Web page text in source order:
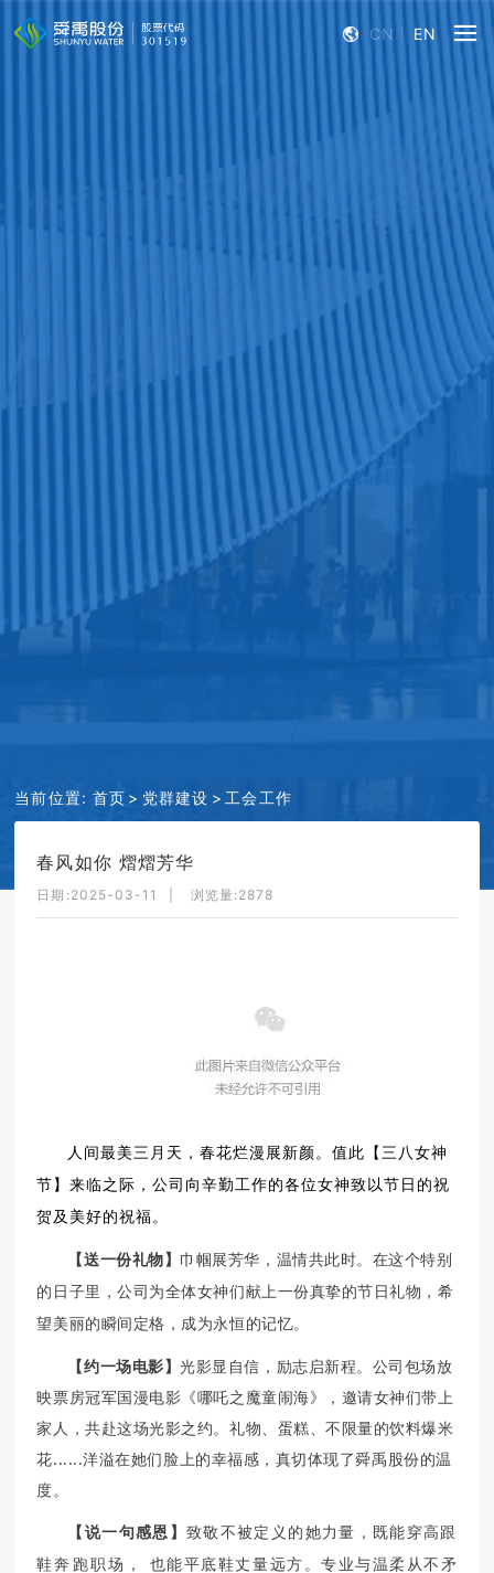
CN EN
当前位置: 首页 党群建设 工会工作
春风如你 熠熠芳华
日期:2025-03-11 浏览量:2878
人间最美三月天，春花烂漫展新颜。值此【三八女神
节】来临之际，公司向辛勤工作的各位女神致以节日的祝
贺及美好的祝福。
【送一份礼物】 巾帼展芳华，温情共此时。在这个特别
的日子里，公司为全体女神们献上一份真挚的节日礼物，希
望美丽的瞬间定格，成为永恒的记忆。
【约一场电影】光影显自信，励志启新程。公司包场放
映票房冠军国漫电影《哪吒之魔童闹海》，邀请女神们带上
家人，共赴这场光影之约。礼物、蛋糕、不限量的饮料爆米
花......洋溢在她们脸上的幸福感，真切体现了舜禹股份的温
度。
【说一句感恩】 致敬不被定义的她力量，既能穿高跟
鞋奔跑职场， 也能平底鞋丈量远方。专业与温柔从不矛